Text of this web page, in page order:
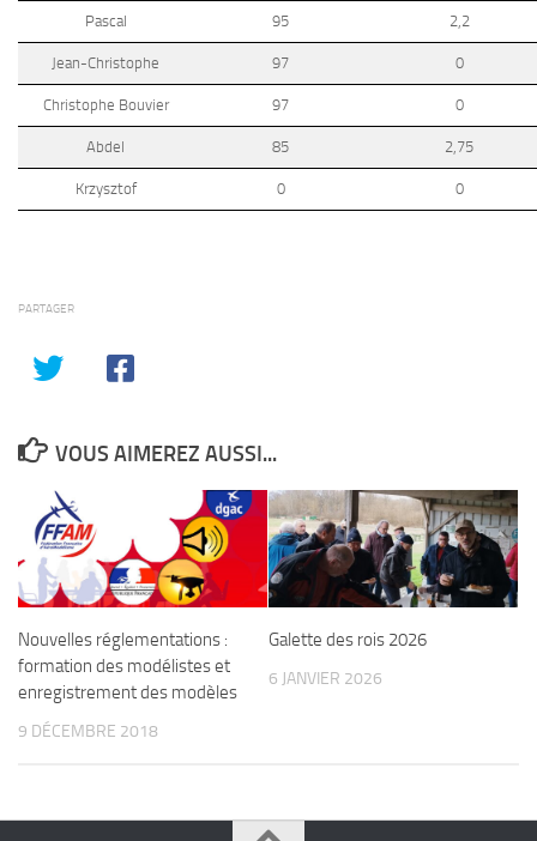
Pascal 95 2,2
Jean-Christophe 97 0
Christophe Bouvier 97 0
Abdel 85 2,75
Krzysztof 0 0
PARTAGER
VOUS AIMEREZ AUSSI...
Nouvelles réglementations :
formation des modélistes et
enregistrement des modèles
9 DÉCEMBRE 2018
Galette des rois 2026
6 JANVIER 2026